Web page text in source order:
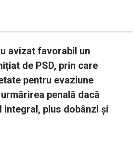
avizat favorabil un
de PSD, prin care
pentru evaziune
penală dacă
integral, plus dobânzi și